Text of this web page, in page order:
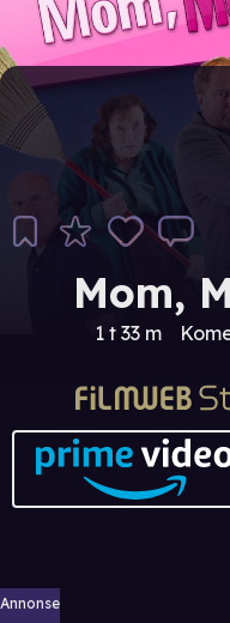
Mom,
1 t 33 m
Annonse